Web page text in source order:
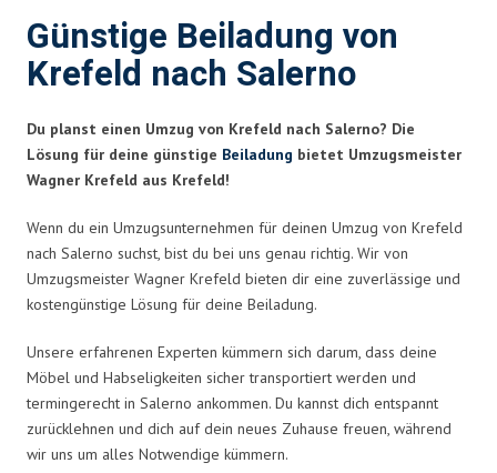
Günstige Beiladung von
Krefeld nach Salerno
Du planst einen Umzug von Krefeld nach Salerno? Die
Lösung für deine günstige Beiladung bietet Umzugsmeister
Wagner Krefeld aus Krefeld!
Wenn du ein Umzugsunternehmen für deinen Umzug von Krefeld
nach Salerno suchst, bist du bei uns genau richtig. Wir von
Umzugsmeister Wagner Krefeld bieten dir eine zuverlässige und
kostengünstige Lösung für deine Beiladung.
Unsere erfahrenen Experten kümmern sich darum, dass deine
Möbel und Habseligkeiten sicher transportiert werden und
termingerecht in Salerno ankommen. Du kannst dich entspannt
zurücklehnen und dich auf dein neues Zuhause freuen, während
wir uns um alles Notwendige kümmern.